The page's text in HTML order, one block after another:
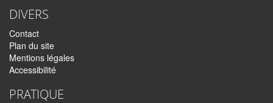
DIVERS
Contact
Plan du site
Mentions légales
Accessibilité
PRATIQUE